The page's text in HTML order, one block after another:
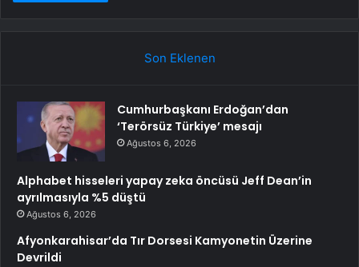
Son Eklenen
Cumhurbaşkanı Erdoğan’dan
‘Terörsüz Türkiye’ mesajı
Ağustos 6, 2026
Alphabet hisseleri yapay zeka öncüsü Jeff Dean’in
ayrılmasıyla %5 düştü
Ağustos 6, 2026
Afyonkarahisar’da Tır Dorsesi Kamyonetin Üzerine
Devrildi